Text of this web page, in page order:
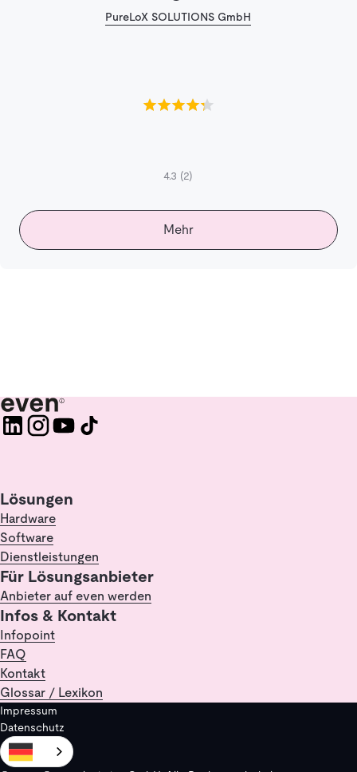
PureLoX SOLUTIONS GmbH
4.3 (2)
Mehr
Lösungen
Hardware
Software
Dienstleistungen
Für Lösungsanbieter
Anbieter auf even werden
Infos & Kontakt
Infopoint
FAQ
Kontakt
Glossar / Lexikon
Impressum
Datenschutz